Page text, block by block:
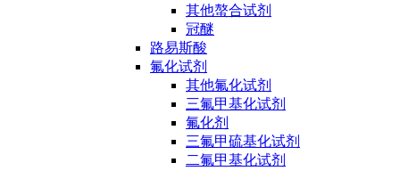
其他螯合试剂
冠醚
路易斯酸
氟化试剂
其他氟化试剂
三氟甲基化试剂
氟化剂
三氟甲硫基化试剂
二氟甲基化试剂